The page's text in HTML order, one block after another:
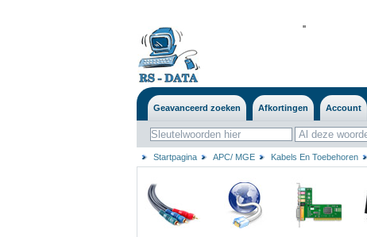
''
Geavanceerd zoeken Afkortingen Account
Startpagina APC/ MGE Kabels En Toebehoren